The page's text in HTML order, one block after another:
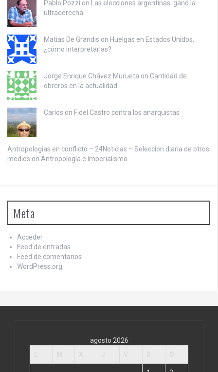
Pablo Pozzi on
Las elecciones argentinas: ganó la
ultraderecha
Matias De Grandis on Huelgas en Estados Unidos,
¿cómo interpretarlas?
Jorge Enrique Chávez Murueta on Cantidad de
obreros en la actualidad
Carlos on Fidel Castro contra los anarquistas
Antropologías en conflicto – 24Noticias – Seleccion diaria de otros
medios on Antropología e Imperialismo
Meta
Acceder
Feed de entradas
Feed de comentarios
WordPress.org
agosto 2026